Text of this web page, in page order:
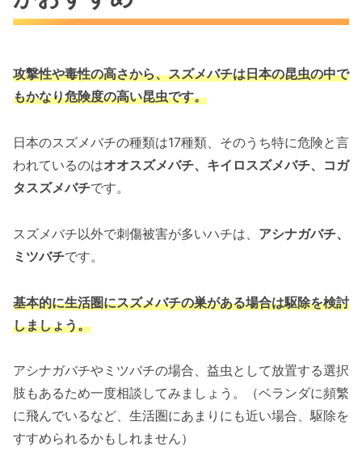
攻撃性や毒性の高さから、スズメバチは日本の昆虫の中で
もかなり危険度の高い昆虫です。
日本のスズメバチの種類は17種類、そのうち特に危険と言
われているのはオオスズメバチ、キイロスズメバチ、コガ
タスズメバチです。
スズメバチ以外で刺傷被害が多いハチは、 アシナガバチ、
ミツバチです。
基本的に生活圏にスズメバチの巣がある場合は駆除を検討
しましょう。
アシナガバチやミツバチの場合、益虫として放置する選択
肢もあるため一度相談してみましょう。（ベランダに頻繁
に飛んでいるなど、生活圏にあまりにも近い場合、駆除を
すすめられるかもしれません）